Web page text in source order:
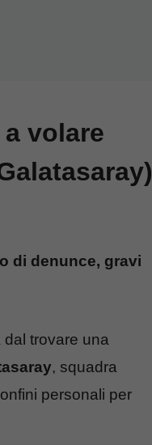
volare
di denunce, gravi
trovare una
, squadra
personali per